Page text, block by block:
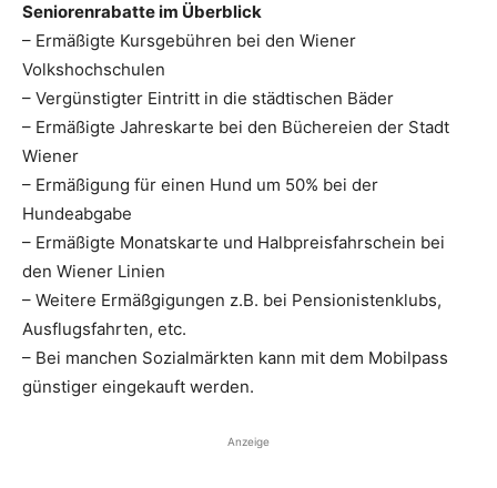
Seniorenrabatte im Überblick
– Ermäßigte Kursgebühren bei den Wiener
Volkshochschulen
– Vergünstigter Eintritt in die städtischen Bäder
– Ermäßigte Jahreskarte bei den Büchereien der Stadt
Wiener
– Ermäßigung für einen Hund um 50% bei der
Hundeabgabe
– Ermäßigte Monatskarte und Halbpreisfahrschein bei
den Wiener Linien
– Weitere Ermäßgigungen z.B. bei Pensionistenklubs,
Ausflugsfahrten, etc.
– Bei manchen Sozialmärkten kann mit dem Mobilpass
günstiger eingekauft werden.
Anzeige